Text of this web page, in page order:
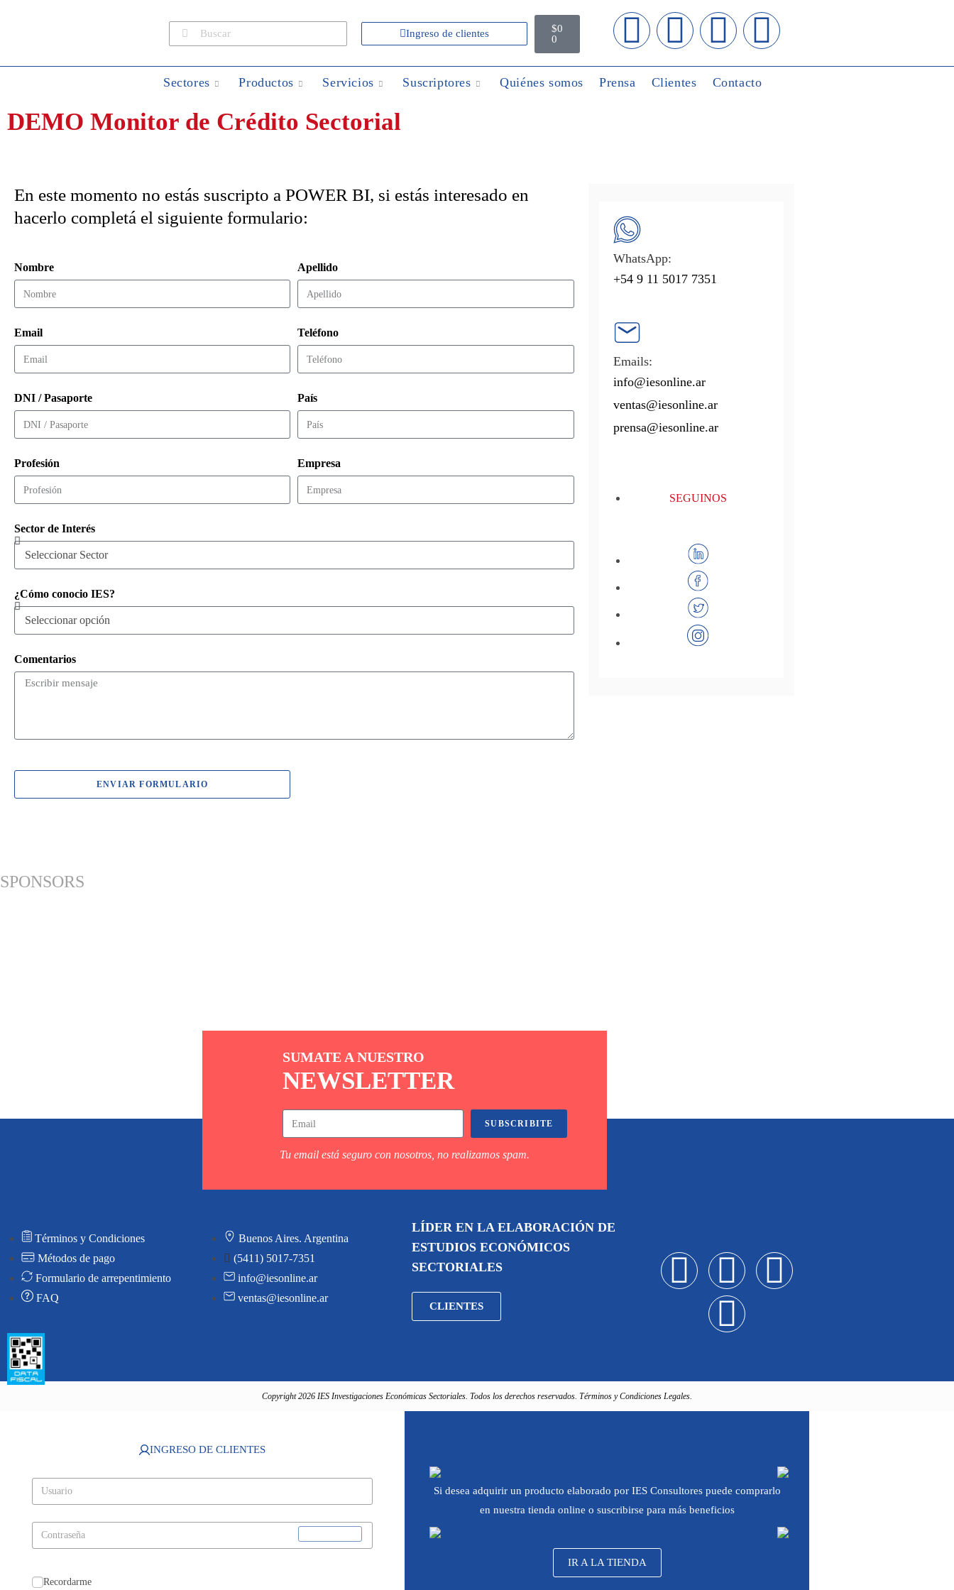
Ingreso de clientes $0
0
Sectores Productos Servicios Suscriptores Quiénes somos Prensa Clientes Contacto
DEMO Monitor de Crédito Sectorial
En este momento no estás suscripto a POWER BI, si estás interesado en
hacerlo completá el siguiente formulario:
Nombre Apellido
Email Teléfono
DNI / Pasaporte País
Profesión Empresa
Sector de Interés
¿Cómo conocio IES?
Comentarios
ENVIAR FORMULARIO
WhatsApp:
+54 9 11 5017 7351
Emails:
info@iesonline.ar
ventas@iesonline.ar
prensa@iesonline.ar
SEGUINOS
SPONSORS
SUMATE A NUESTRO
NEWSLETTER
SUBSCRIBITE
Tu email está seguro con nosotros, no realizamos spam.
Términos y Condiciones
Métodos de pago
Formulario de arrepentimiento
FAQ
Buenos Aires. Argentina
(5411) 5017-7351
info@iesonline.ar
ventas@iesonline.ar
LÍDER EN LA ELABORACIÓN DE
ESTUDIOS ECONÓMICOS
SECTORIALES
CLIENTES
Copyright 2026 IES Investigaciones Económicas Sectoriales. Todos los derechos reservados. Términos y Condiciones Legales.
INGRESO DE CLIENTES
Recordarme
Si desea adquirir un producto elaborado por IES Consultores puede comprarlo
en nuestra tienda online o suscribirse para más beneficios
IR A LA TIENDA